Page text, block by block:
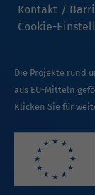
Kontakt
Cookie-
Die Projekte rund
aus EU-Mitteln
Klicken Sie für